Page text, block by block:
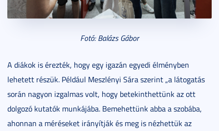
Fotó: Balázs Gábor
A diákok is érezték, hogy egy igazán egyedi élményben
lehetett részük. Például Meszlényi Sára szerint „a látogatás
során nagyon izgalmas volt, hogy betekinthettünk az ott
dolgozó kutatók munkájába. Bemehettünk abba a szobába,
ahonnan a méréseket irányítják és meg is nézhettük az